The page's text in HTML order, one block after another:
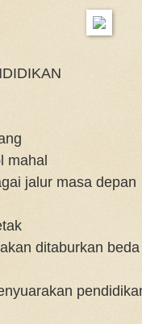
mahal
jalur masa depan
ditaburkan